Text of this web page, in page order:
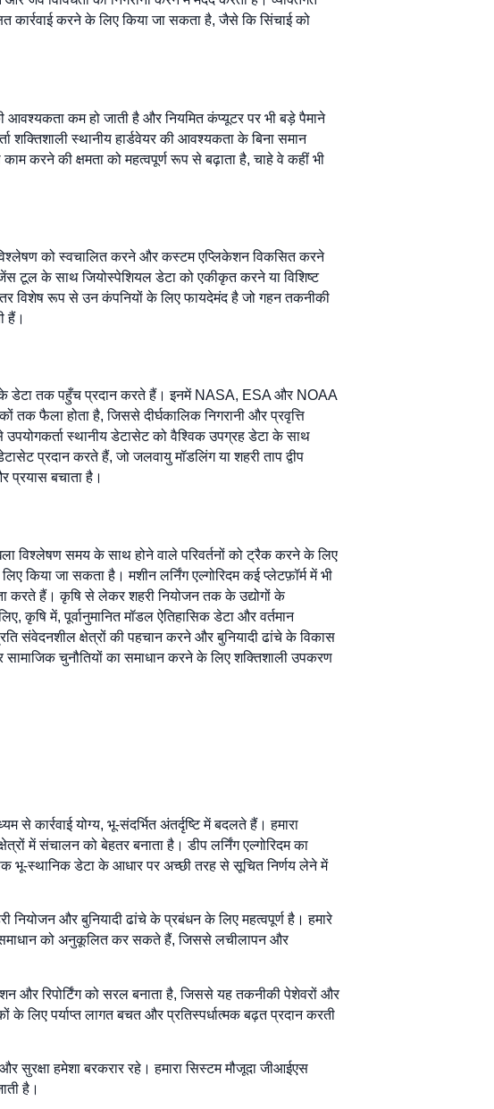
कार्रवाई करने के लिए किया जा सकता है, जैसे कि सिंचाई को
कम हो जाती है और नियमित कंप्यूटर पर भी बड़े पैमाने
शक्तिशाली स्थानीय हार्डवेयर की आवश्यकता के बिना समान
की क्षमता को महत्वपूर्ण रूप से बढ़ाता है, चाहे वे कहीं भी
को स्वचालित करने और कस्टम एप्लिकेशन विकसित करने
टूल के साथ जियोस्पेशियल डेटा को एकीकृत करने या विशिष्ट
विशेष रूप से उन कंपनियों के लिए फायदेमंद है जो गहन तकनीकी
हैं।
के डेटा तक पहुँच प्रदान करते हैं। इनमें NASA, ESA और NOAA
फैला होता है, जिससे दीर्घकालिक निगरानी और प्रवृत्ति
स्थानीय डेटासेट को वैश्विक उपग्रह डेटा के साथ
प्रदान करते हैं, जो जलवायु मॉडलिंग या शहरी ताप द्वीप
प्रयास बचाता है।
समय के साथ होने वाले परिवर्तनों को ट्रैक करने के लिए
किया जा सकता है। मशीन लर्निंग एल्गोरिदम कई प्लेटफ़ॉर्म में भी
करते हैं। कृषि से लेकर शहरी नियोजन तक के उद्योगों के
कृषि में, पूर्वानुमानित मॉडल ऐतिहासिक डेटा और वर्तमान
संवेदनशील क्षेत्रों की पहचान करने और बुनियादी ढांचे के विकास
चुनौतियों का समाधान करने के लिए शक्तिशाली उपकरण
कार्रवाई योग्य, भू-संदर्भित अंतर्दृष्टि में बदलते हैं। हमारा
में संचालन को बेहतर बनाता है। डीप लर्निंग एल्गोरिदम का
भू-स्थानिक डेटा के आधार पर अच्छी तरह से सूचित निर्णय लेने में
नियोजन और बुनियादी ढांचे के प्रबंधन के लिए महत्वपूर्ण है। हमारे
को अनुकूलित कर सकते हैं, जिससे लचीलापन और
और रिपोर्टिंग को सरल बनाता है, जिससे यह तकनीकी पेशेवरों और
लिए पर्याप्त लागत बचत और प्रतिस्पर्धात्मक बढ़त प्रदान करती
सुरक्षा हमेशा बरकरार रहे। हमारा सिस्टम मौजूदा जीआईएस
है।